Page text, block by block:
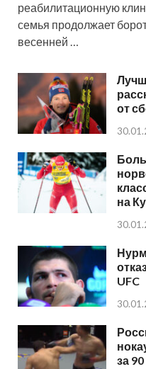
реабилитационную
семья продолжает
весенней …
от
на
UFC
за